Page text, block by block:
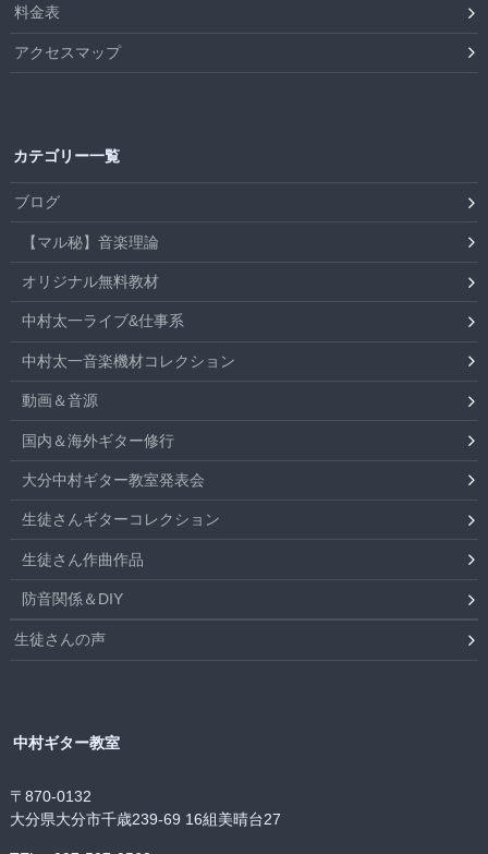
料金表
アクセスマップ
カテゴリー一覧
ブログ
【マル秘】音楽理論
オリジナル無料教材
中村太一ライブ&仕事系
中村太一音楽機材コレクション
動画＆音源
国内＆海外ギター修行
大分中村ギター教室発表会
生徒さんギターコレクション
生徒さん作曲作品
防音関係＆DIY
生徒さんの声
中村ギター教室
〒870-0132
大分県大分市千歳239-69 16組美晴台27